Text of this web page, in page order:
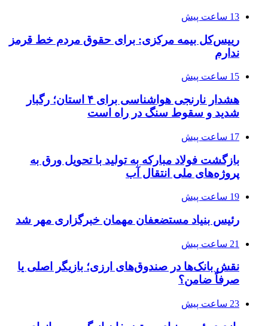
13 ساعت پیش
رییس‌کل بیمه مرکزی: برای حقوق مردم خط قرمز
ندارم
15 ساعت پیش
هشدار نارنجی هواشناسی برای ۴ استان؛ رگبار
شدید و سقوط سنگ در راه است
17 ساعت پیش
بازگشت فولاد مبارکه به تولید با تحویل ورق به
پروژه‌های ملی انتقال آب
19 ساعت پیش
رئیس بنیاد مستضعفان مهمان خبرگزاری مهر شد
21 ساعت پیش
نقش بانک‌ها در صندوق‌های ارزی؛ بازیگر اصلی یا
صرفاً ضامن؟
23 ساعت پیش